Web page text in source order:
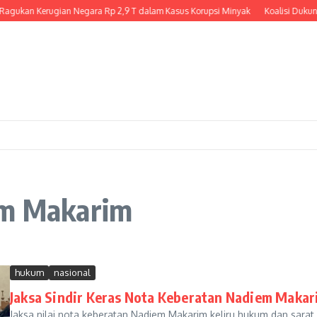
Kerugian Negara Rp 2,9 T dalam Kasus Korupsi Minyak Koalisi
Makarim
hukum nasional
Jaksa Sindir Keras Nota Keberatan Nadiem
Jaksa nilai nota keberatan Nadiem Makarim keliru hukum dan